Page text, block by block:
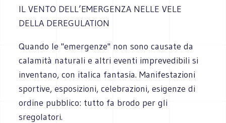
IL VENTO DELL’EMERGENZA NELLE VELE
DELLA DEREGULATION
Quando le "emergenze" non sono causate da
calamità naturali e altri eventi impre­vedibili si
inventano, con italica fantasia. Manifestazioni
sportive, esposizioni, celebrazioni, esigenze di
ordine pubblico: tutto fa brodo per gli
sregolatori.